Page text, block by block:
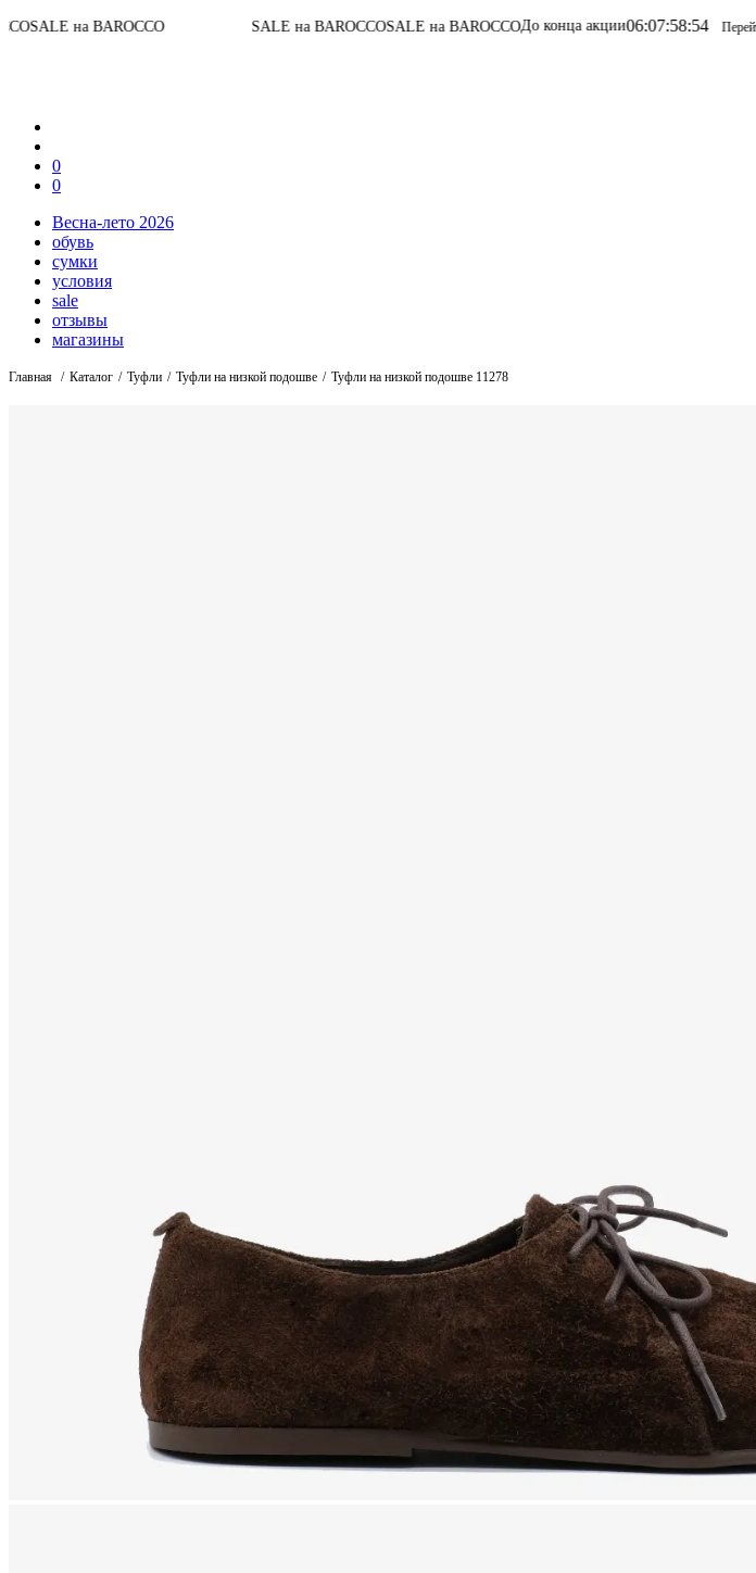
SALE на BAROCCOSALE на BAROCCOДо конца акции06:07:58:54 Перейти в каталог
0
0
Весна-лето 2026
обувь
сумки
условия
sale
отзывы
магазины
Главная Каталог Туфли Туфли на низкой подошве Туфли на низкой подошве 11278